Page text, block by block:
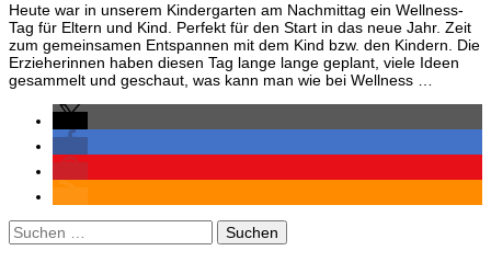
im
Heute war in unserem Kindergarten am Nachmittag ein Wellness-
Tag für Eltern und Kind. Perfekt für den Start in das neue Jahr. Zeit
zum gemeinsamen Entspannen mit dem Kind bzw. den Kindern. Die
Erzieherinnen haben diesen Tag lange lange geplant, viele Ideen
gesammelt und geschaut, was kann man wie bei Wellness …
Suchen
nach: